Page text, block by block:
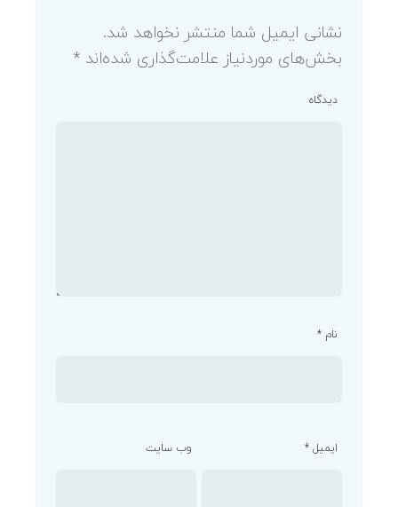
نشانی ایمیل شما منتشر نخواهد شد.
بخش‌های موردنیاز علامت‌گذاری شده‌اند*
دیدگاه
نام*
ایمیل* وب‌ سایت